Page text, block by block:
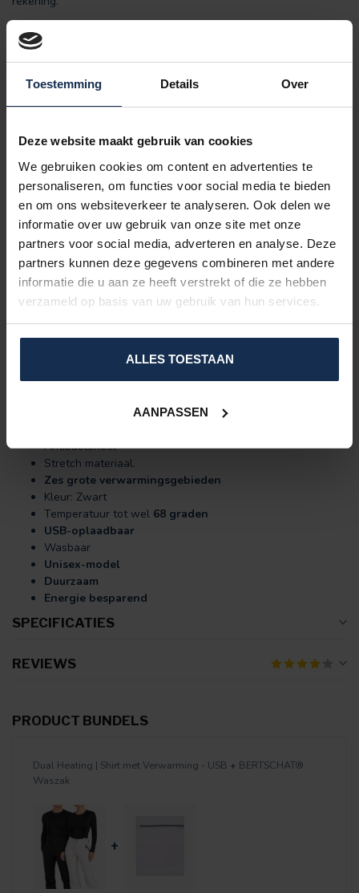
Toestemming Details Over
Deze website maakt gebruik van cookies
We gebruiken cookies om content en advertenties te
personaliseren, om functies voor social media te bieden
en om ons websiteverkeer te analyseren. Ook delen we
informatie over uw gebruik van onze site met onze
partners voor social media, adverteren en analyse. Deze
partners kunnen deze gegevens combineren met andere
informatie die u aan ze heeft verstrekt of die ze hebben
verzameld op basis van uw gebruik van hun services.
ALLES TOESTAAN
AANPASSEN
Bent u opzoek naar een verwarmde hoodie of jas?
onze categorie:
Maattabel:
Let op: het shirt is volledig stretch, hierdoor kunt u uw normale
Klik op de tabel om hem te vergroten.
Inclusief:2 oplaadbare accu’s (7.4V - 3.000, 3.800 of 4.000
Dual Heating-model
Antibacterieel
Stretch materiaal.
Zes grote verwarmingsgebieden
Kleur: Zwart
Temperatuur tot wel 68 graden
USB-oplaadbaar
Wasbaar
Unisex-model
Duurzaam
Energie besparend
SPECIFICATIES
REVIEWS
PRODUCT BUNDELS
Dual Heating | Shirt met Verwarming - USB + BERTSCHAT®
Waszak
+